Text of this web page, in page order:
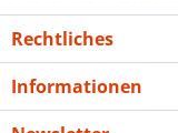
Rechtliches
Informationen